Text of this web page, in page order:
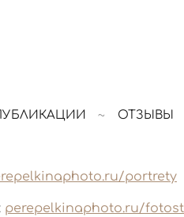
ОТЗЫВЫ
portrety
perepelkinaphoto.ru/